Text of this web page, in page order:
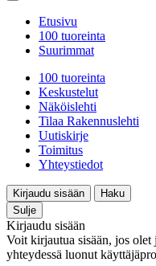
Etusivu
100 tuoreinta
Suurimmat
100 tuoreinta
Keskustelut
Näköislehti
Tilaa Rakennuslehti
Uutiskirje
Toimitus
Yhteystiedot
Kirjaudu sisään
Haku
Sulje
Kirjaudu sisään
Voit kirjautua sisään, jos
yhteydessä luonut